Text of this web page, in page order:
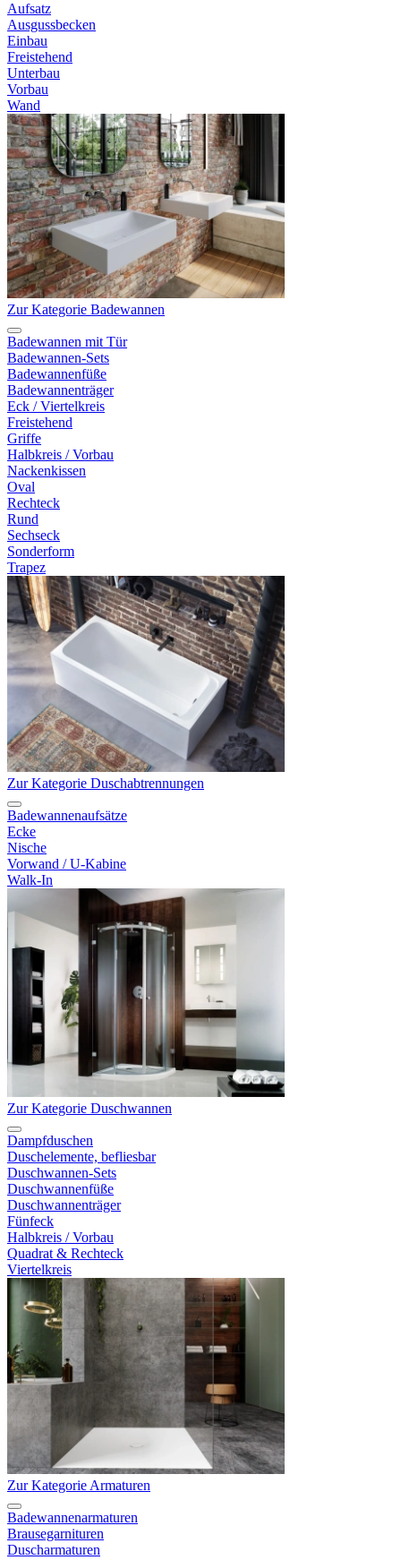
Aufsatz
Ausgussbecken
Einbau
Freistehend
Unterbau
Vorbau
Wand
Zur Kategorie Badewannen
Badewannen mit Tür
Badewannen-Sets
Badewannenfüße
Badewannenträger
Eck / Viertelkreis
Freistehend
Griffe
Halbkreis / Vorbau
Nackenkissen
Oval
Rechteck
Rund
Sechseck
Sonderform
Trapez
Zur Kategorie Duschabtrennungen
Badewannenaufsätze
Ecke
Nische
Vorwand / U-Kabine
Walk-In
Zur Kategorie Duschwannen
Dampfduschen
Duschelemente, befliesbar
Duschwannen-Sets
Duschwannenfüße
Duschwannenträger
Fünfeck
Halbkreis / Vorbau
Quadrat & Rechteck
Viertelkreis
Zur Kategorie Armaturen
Badewannenarmaturen
Brausegarnituren
Duscharmaturen